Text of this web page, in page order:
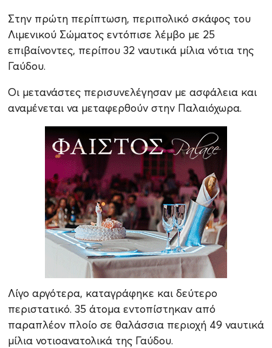
Στην πρώτη περίπτωση, περιπολικό σκάφος του
Λιμενικού Σώματος εντόπισε λέμβο με 25
επιβαίνοντες, περίπου 32 ναυτικά μίλια νότια της
Γαύδου.
Οι μετανάστες περισυνελέγησαν με ασφάλεια και
αναμένεται να μεταφερθούν στην Παλαιόχωρα.
Λίγο αργότερα, καταγράφηκε και δεύτερο
περιστατικό. 35 άτομα εντοπίστηκαν από
παραπλέον πλοίο σε θαλάσσια περιοχή 49 ναυτικά
μίλια νοτιοανατολικά της Γαύδου.